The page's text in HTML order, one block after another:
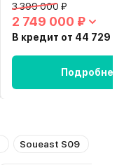
3 399 000 ₽
2 749 000 ₽
В кредит от 44 729 ₽
Подробнее
Soueast S09